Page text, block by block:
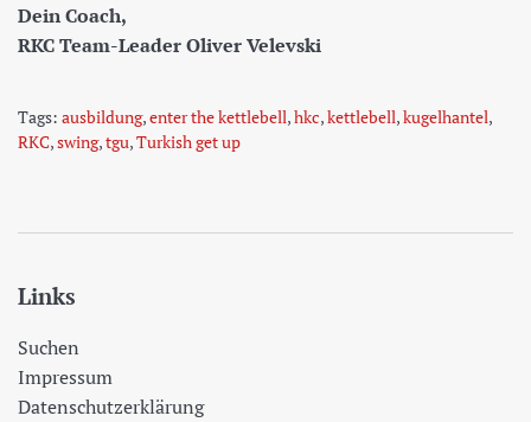
Dein Coach,
RKC Team-Leader Oliver Velevski
Tags: ausbildung,enter the kettlebell,hkc,kettlebell,kugelhantel,
RKC,swing,tgu,Turkish get up
Links
Suchen
Impressum
Datenschutzerklärung